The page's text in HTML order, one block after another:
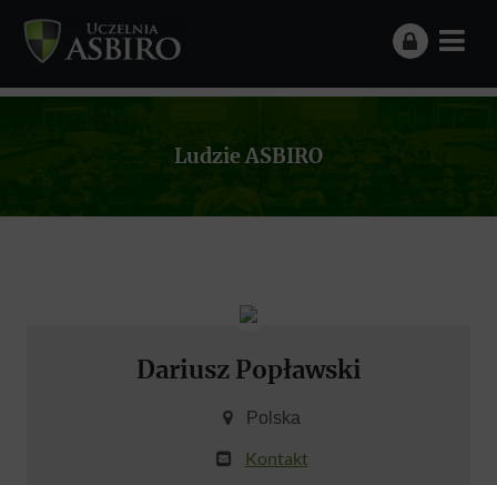
Ludzie ASBIRO
Dariusz Popławski
Polska
Kontakt